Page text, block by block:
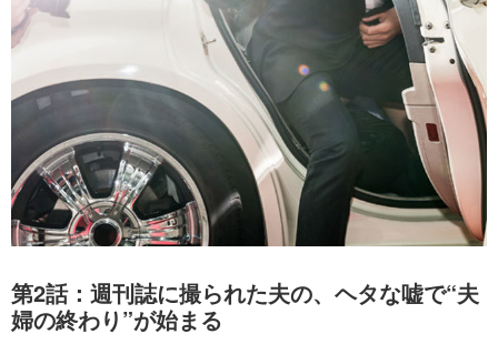
第2話：週刊誌に撮られた夫の、ヘタな嘘で“夫
婦の終わり”が始まる